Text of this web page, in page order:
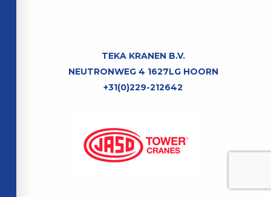
TEKA KRANEN B.V.
NEUTRONWEG 4 1627LG HOORN
+31(0)229-212642